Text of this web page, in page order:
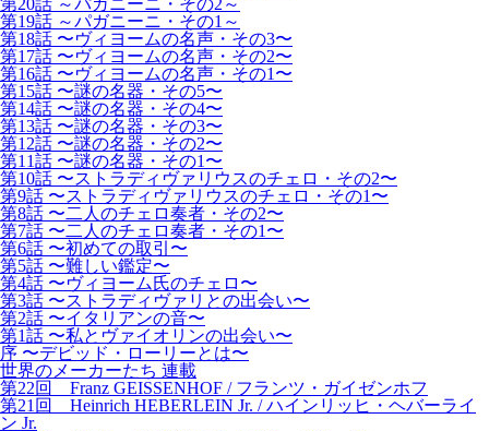
第20話 ～パガニーニ・その2～
第19話 ～パガニーニ・その1～
第18話 〜ヴィヨームの名声・その3〜
第17話 〜ヴィヨームの名声・その2〜
第16話 〜ヴィヨームの名声・その1〜
第15話 〜謎の名器・その5〜
第14話 〜謎の名器・その4〜
第13話 〜謎の名器・その3〜
第12話 〜謎の名器・その2〜
第11話 〜謎の名器・その1〜
第10話 〜ストラディヴァリウスのチェロ・その2〜
第9話 〜ストラディヴァリウスのチェロ・その1〜
第8話 〜二人のチェロ奏者・その2〜
第7話 〜二人のチェロ奏者・その1〜
第6話 〜初めての取引〜
第5話 〜難しい鑑定〜
第4話 〜ヴィヨーム氏のチェロ〜
第3話 〜ストラディヴァリとの出会い〜
第2話 〜イタリアンの音〜
第1話 〜私とヴァイオリンの出会い〜
序 〜デビッド・ローリーとは〜
世界のメーカーたち 連載
第22回 Franz GEISSENHOF / フランツ・ガイゼンホフ
第21回 Heinrich HEBERLEIN Jr. / ハインリッヒ・ヘバーライ
ン Jr.